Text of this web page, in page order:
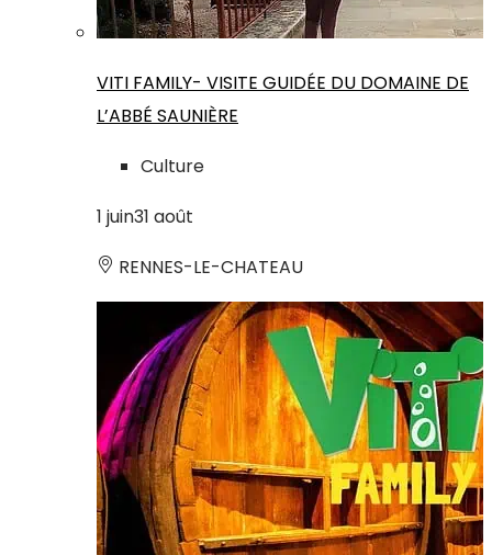
VITI FAMILY- VISITE GUIDÉE DU DOMAINE DE
L’ABBÉ SAUNIÈRE
Culture
1 juin31 août
RENNES-LE-CHATEAU